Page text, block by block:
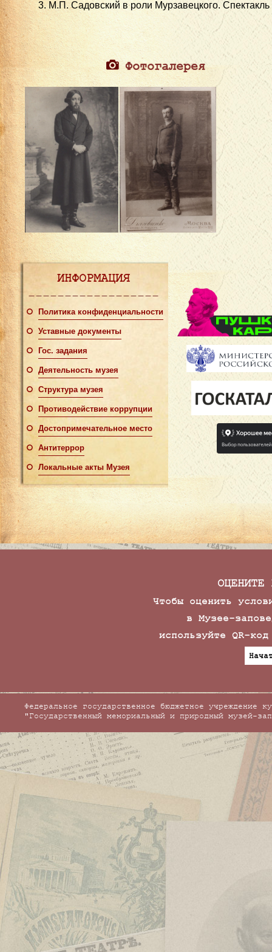
М.П. Садовский в роли Мурзавецкого.
Фотогалерея
ИНФОРМАЦИЯ
Политика конфиденциальности
Уставные документы
Гос. задания
Деятельность музея
Структура музея
Противодействие коррупции
Достопримечательное место
Антитеррор
Локальные акты Музея
ОЦЕНИТЕ
Чтобы оценить
в Музее-
используйте QR-
Федеральное государственное бюджетное учреждение
"Государственный мемориальный и природный музей-